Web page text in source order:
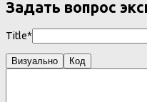
Задать вопрос
Title*
Визуально Код